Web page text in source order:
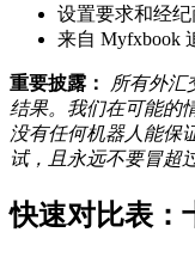
设置要求和经
来自 Myfxbook
重要披露：
所有外汇
结果。我们在可能的
没有任何机器人能保
试，且永远不要冒超
快速对比表：